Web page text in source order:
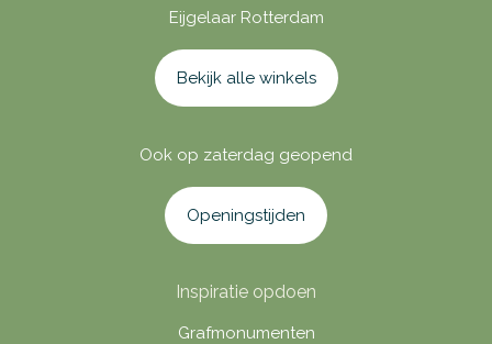
Eijgelaar Rotterdam
Bekijk alle winkels
Ook op zaterdag geopend
Openingstijden
Inspiratie opdoen
Grafmonumenten